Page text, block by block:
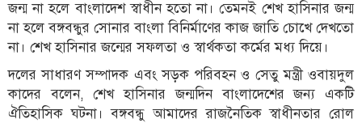
জন্ম না হলে বাংলাদেশ স্বাধীন হতো না। তেমনই শেখ হাসিনার জন্ম
না হলে বঙ্গবন্ধুর সোনার বাংলা বিনির্মাণের কাজ জাতি চোখে দেখতো
না। শেখ হাসিনার জন্মের সফলতা ও স্বার্থকতা কর্মের মধ্য দিয়ে।
দলের সাধারণ সম্পাদক এবং সড়ক পরিবহন ও সেতু মন্ত্রী ওবায়দুল
কাদের বলেন, শেখ হাসিনার জন্মদিন বাংলাদেশের জন্য একটি
ঐতিহাসিক ঘটনা। বঙ্গবন্ধু আমাদের রাজনৈতিক স্বাধীনতার রোল